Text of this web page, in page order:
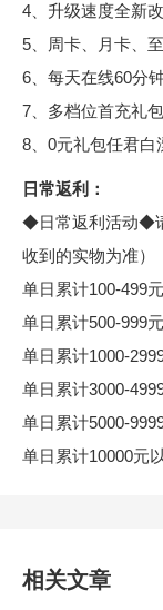
4、升级速度全新
5、周卡、月卡、
6、每天在线60分
7、多档位首充礼
8、0元礼包任君白
日常返利：
◆日常返利活动◆
收到的实物为准）
单日累计100-499
单日累计500-999
单日累计1000-
单日累计3000-
单日累计5000-
单日累计10000元
相关文章